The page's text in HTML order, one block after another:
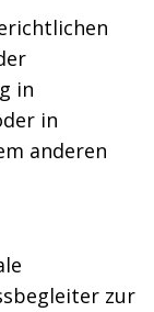
in
in
anderen
zur